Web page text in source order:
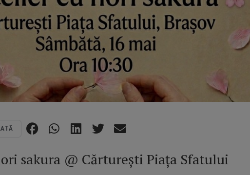
sakura @ Cărturești Piața Sfatului